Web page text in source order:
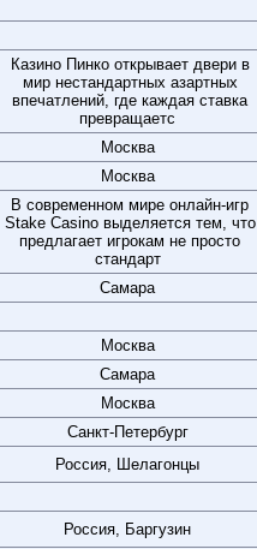
Казино Пинко открывает двери в
мир нестандартных азартных
впечатлений, где каждая ставка
превращаетс
Москва
Москва
В современном мире онлайн-игр
Stake Casino выделяется тем, что
предлагает игрокам не просто
стандарт
Самара
Москва
Самара
Москва
Санкт-Петербург
Россия, Шелагонцы
Россия, Баргузин